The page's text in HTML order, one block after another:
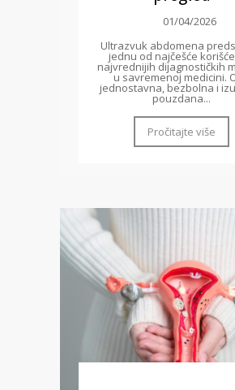
01/04/2026
Ultrazvuk abdomena
jednu od najčešće
najvrednijih dijagnostičkih
u savremenoj medicini.
jednostavna, bezbolna i
pouzdana...
Pročitajte više